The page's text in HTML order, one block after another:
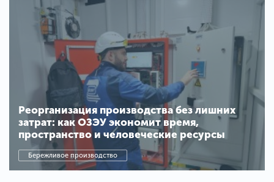
Реорганизация производства без лишних
затрат: как ОЗЭУ экономит время,
пространство и человеческие ресурсы
Бережливое производство